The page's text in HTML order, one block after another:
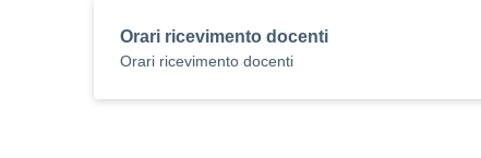
Orari ricevimento docenti
Orari ricevimento docenti